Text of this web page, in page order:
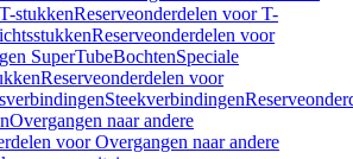
T-stukkenReserveonderdelen voor T-
Reserveonderdelen voor
SuperTubeBochtenSpeciale
Reserveonderdelen voor
Steekverbindingen
Overgangen naar andere
voor Overgangen naar andere